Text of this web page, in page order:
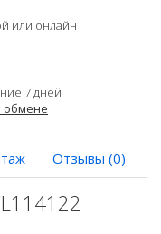
или онлайн
7 дней
обмене
Отзывы (0)